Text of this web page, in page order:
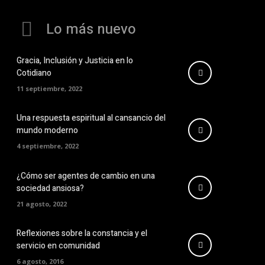
Lo más nuevo
Gracia, Inclusión y Justicia en lo
Cotidiano
11 septiembre, 2022
Una respuesta espiritual al cansancio del
mundo moderno
4 septiembre, 2022
¿Cómo ser agentes de cambio en una
sociedad ansiosa?
21 agosto, 2022
Reflexiones sobre la constancia y el
servicio en comunidad
6 agosto, 2016